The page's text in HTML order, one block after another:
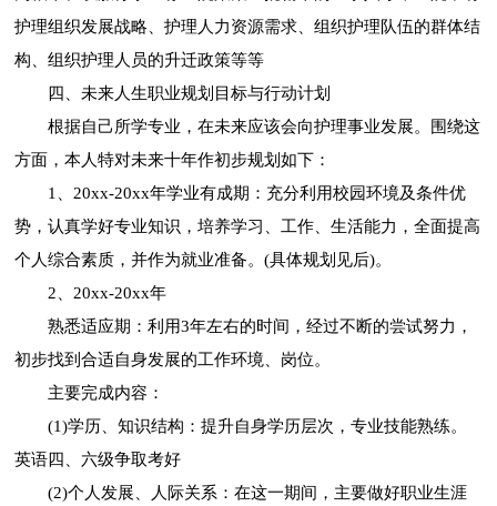
护理组织发展战略、护理人力资源需求、组织护理队伍的群体结
构、组织护理人员的升迁政策等等
四、未来人生职业规划目标与行动计划
根据自己所学专业，在未来应该会向护理事业发展。围绕这
方面，本人特对未来十年作初步规划如下：
1、20xx-20xx年学业有成期：充分利用校园环境及条件优
势，认真学好专业知识，培养学习、工作、生活能力，全面提高
个人综合素质，并作为就业准备。(具体规划见后)。
2、20xx-20xx年
熟悉适应期：利用3年左右的时间，经过不断的尝试努力，
初步找到合适自身发展的工作环境、岗位。
主要完成内容：
(1)学历、知识结构：提升自身学历层次，专业技能熟练。
英语四、六级争取考好
(2)个人发展、人际关系：在这一期间，主要做好职业生涯